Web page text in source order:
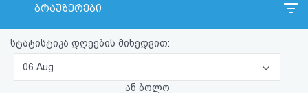
პასუხი
ავტორიზაცია
რეგისტრაცია
ბრაუზერები
სტატისტიკა დღეების მიხედვით:
06 Aug
ან ბოლო